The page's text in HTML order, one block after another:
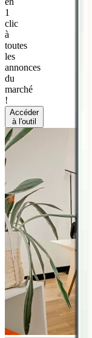
1
clic
à
toutes
les
annonces
du
marché
!
Accéder
à l'outil